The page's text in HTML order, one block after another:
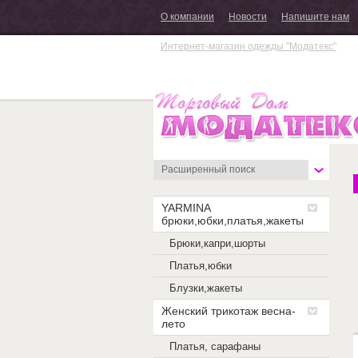
О компании Новости Напишите нам
Интернет-магазин одежды "Модатекс"
Расширенный поиск
YARMINA
брюки,юбки,платья,жакеты
Брюки,капри,шорты
Платья,юбки
Блузки,жакеты
Женский трикотаж весна-
лето
Платья, сарафаны